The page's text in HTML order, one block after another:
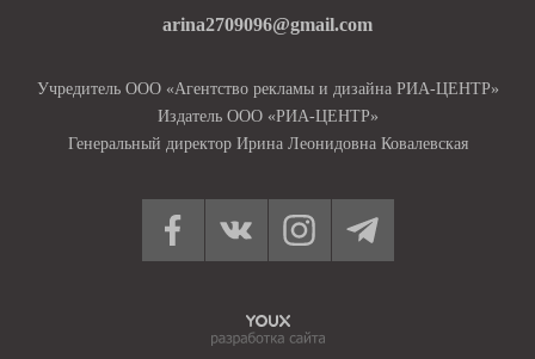
arina2709096@gmail.com
Учредитель ООО «Агентство рекламы и дизайна РИА-ЦЕНТР»
Издатель ООО «РИА-ЦЕНТР»
Генеральный директор Ирина Леонидовна Ковалевская